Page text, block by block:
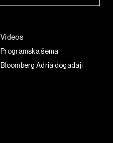
Videos
Programska šema
Bloomberg Adria događaji